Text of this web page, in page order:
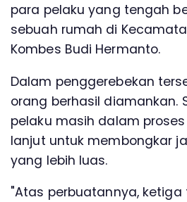
para pelaku yang tengah
sebuah rumah di
Kombes Budi Hermanto.
Dalam penggerebekan
orang berhasil diamankan.
pelaku masih dalam
lanjut untuk membongkar
yang lebih luas.
"Atas perbuatannya,